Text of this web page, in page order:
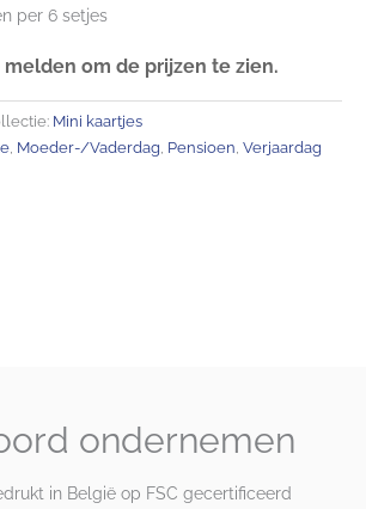
per 6 setjes
om de prijzen te zien.
Mini kaartjes
, Moeder-/Vaderdag, Pensioen, Verjaardag
ondernemen
in België op FSC gecertificeerd